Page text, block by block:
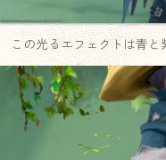
この光るエフェクトは青と